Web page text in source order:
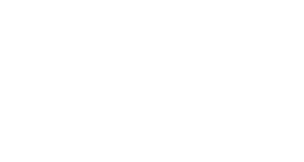
bir çözüm arıyorsanız, bu